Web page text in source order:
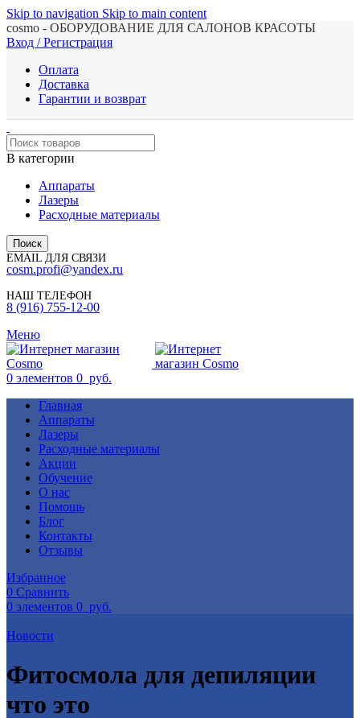
Skip to navigation Skip to main content
cosmo - ОБОРУДОВАНИЕ ДЛЯ САЛОНОВ КРАСОТЫ
Вход / Регистрация
Оплата
Доставка
Гарантии и возврат
В категории
Аппараты
Лазеры
Расходные материалы
Поиск
EMAIL ДЛЯ СВЯЗИ
cosm.profi@yandex.ru
НАШ ТЕЛЕФОН
8 (916) 755-12-00
Меню
0 элементов 0 руб.
Главная
Аппараты
Лазеры
Расходные материалы
Акции
Обучение
О нас
Помощь
Блог
Контакты
Отзывы
Избранное
0 Сравнить
0 элементов 0 руб.
Новости
Фитосмола для депиляции
что это